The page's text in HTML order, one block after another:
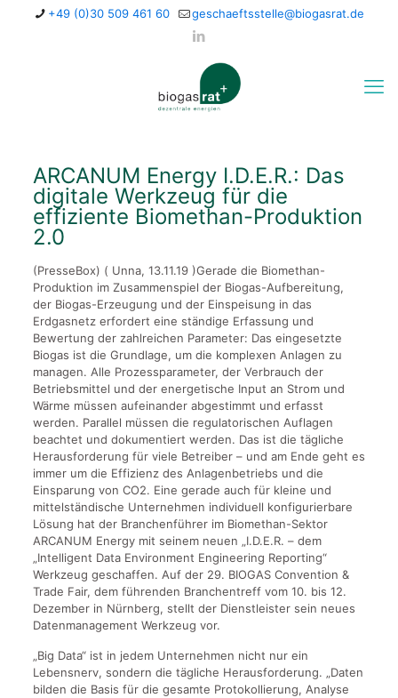
+49 (0)30 509 461 60 geschaeftsstelle@biogasrat.de
ARCANUM Energy I.D.E.R.: Das
digitale Werkzeug für die
effiziente Biomethan-Produktion
2.0
(PresseBox) ( Unna, 13.11.19 )Gerade die Biomethan-
Produktion im Zusammenspiel der Biogas-Aufbereitung,
der Biogas-Erzeugung und der Einspeisung in das
Erdgasnetz erfordert eine ständige Erfassung und
Bewertung der zahlreichen Parameter: Das eingesetzte
Biogas ist die Grundlage, um die komplexen Anlagen zu
managen. Alle Prozessparameter, der Verbrauch der
Betriebsmittel und der energetische Input an Strom und
Wärme müssen aufeinander abgestimmt und erfasst
werden. Parallel müssen die regulatorischen Auflagen
beachtet und dokumentiert werden. Das ist die tägliche
Herausforderung für viele Betreiber – und am Ende geht es
immer um die Effizienz des Anlagenbetriebs und die
Einsparung von CO2. Eine gerade auch für kleine und
mittelständische Unternehmen individuell konfigurierbare
Lösung hat der Branchenführer im Biomethan-Sektor
ARCANUM Energy mit seinem neuen „I.D.E.R. – dem
„Intelligent Data Environment Engineering Reporting“
Werkzeug geschaffen. Auf der 29. BIOGAS Convention &
Trade Fair, dem führenden Branchentreff vom 10. bis 12.
Dezember in Nürnberg, stellt der Dienstleister sein neues
Datenmanagement Werkzeug vor.
„Big Data“ ist in jedem Unternehmen nicht nur ein
Lebensnerv, sondern die tägliche Herausforderung. „Daten
bilden die Basis für die gesamte Protokollierung, Analyse